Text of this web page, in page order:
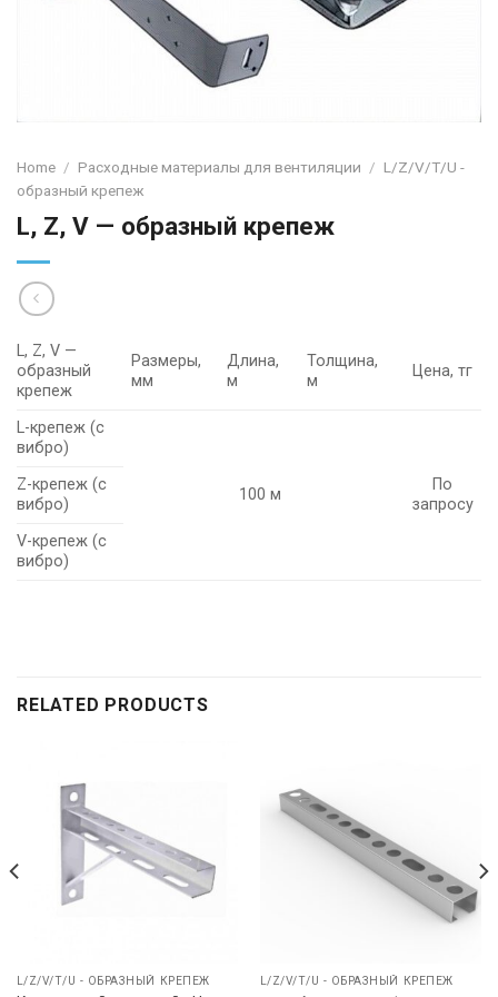
Home / Расходные материалы для вентиляции / L/Z/V/T/U -
образный крепеж
L, Z, V — образный крепеж
L, Z, V —
образный
крепеж
Размеры,
мм
Длина,
м
Толщина,
м
Цена, тг
L-крепеж (с
вибро)
100 м
По
запросу
Z-крепеж (с
вибро)
V-крепеж (с
вибро)
RELATED PRODUCTS
L/Z/V/T/U - ОБРАЗНЫЙ КРЕПЕЖ L/Z/V/T/U - ОБРАЗНЫЙ КРЕПЕЖ